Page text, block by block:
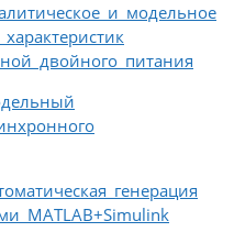
и модельное
двойного питания
генерация
MATLAB+Simulink